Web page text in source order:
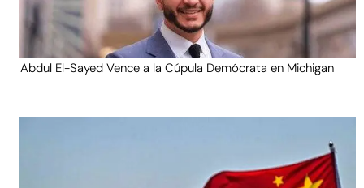
Abdul El-Sayed Vence a la Cúpula Demócrata en Michigan